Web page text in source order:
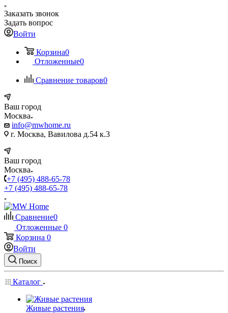
Заказать звонок
Задать вопрос
Войти
Корзина0
Отложенные0
Сравнение товаров0
Ваш город
Москва
info@mwhome.ru
г. Москва, Вавилова д.54 к.3
Ваш город
Москва
+7 (495) 488-65-78
+7 (495) 488-65-78
Сравнение0
Отложенные 0
Корзина 0
Войти
Поиск
Каталог
Живые растения